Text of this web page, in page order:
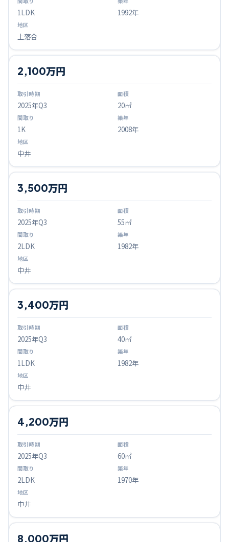
1LDK 1992年
上落合
2025年Q3
2,100万円
20㎡
1K 2008年
中井
2025年Q3
3,500万円
55㎡
2LDK 1982年
中井
2025年Q3
3,400万円
40㎡
1LDK 1982年
中井
2025年Q3
4,200万円
60㎡
2LDK 1970年
中井
8,000万円